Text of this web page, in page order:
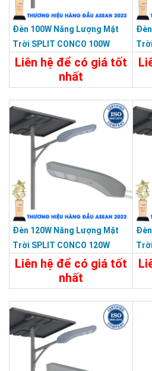
Đèn 100W Năng Lượng Mặt
Trời SPLIT CONCO 100W
5000 Màu Xám KY-F-HX-002
Liên hệ để có giá tốt
nhất
Đèn 120W Năng Lượng Mặt
Trời SPLIT CONCO 120W
5000 Màu Xám KY-F-HX-003
Liên hệ để có giá tốt
nhất